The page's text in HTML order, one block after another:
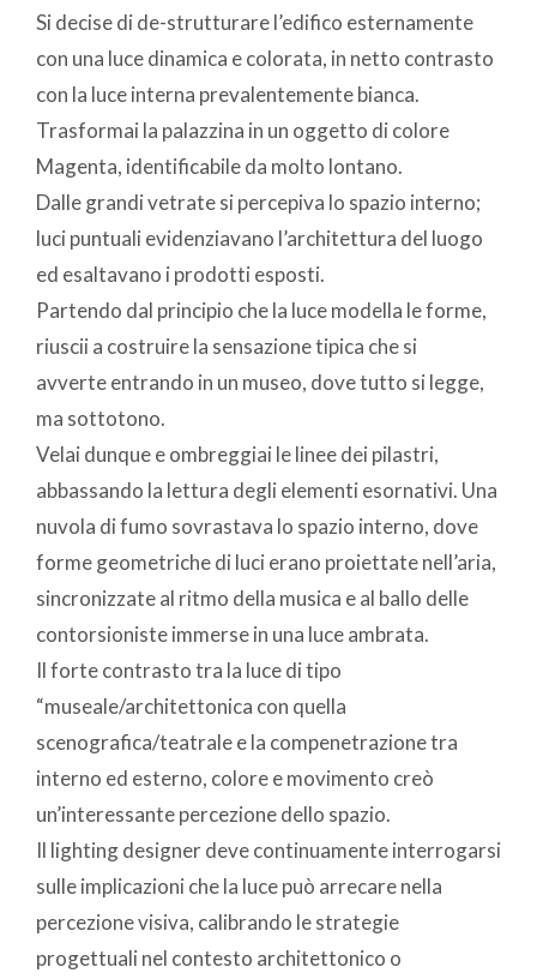
Si decise di de-strutturare l’edifico esternamente
con una luce dinamica e colorata, in netto contrasto
con la luce interna prevalentemente bianca.
Trasformai la palazzina in un oggetto di colore
Magenta, identificabile da molto lontano.
Dalle grandi vetrate si percepiva lo spazio interno;
luci puntuali evidenziavano l’architettura del luogo
ed esaltavano i prodotti esposti.
Partendo dal principio che la luce modella le forme,
riuscii a costruire la sensazione tipica che si
avverte entrando in un museo, dove tutto si legge,
ma sottotono.
Velai dunque e ombreggiai le linee dei pilastri,
abbassando la lettura degli elementi esornativi. Una
nuvola di fumo sovrastava lo spazio interno, dove
forme geometriche di luci erano proiettate nell’aria,
sincronizzate al ritmo della musica e al ballo delle
contorsioniste immerse in una luce ambrata.
Il forte contrasto tra la luce di tipo
“museale/architettonica con quella
scenografica/teatrale e la compenetrazione tra
interno ed esterno, colore e movimento creò
un’interessante percezione dello spazio.
Il lighting designer deve continuamente interrogarsi
sulle implicazioni che la luce può arrecare nella
percezione visiva, calibrando le strategie
progettuali nel contesto architettonico o